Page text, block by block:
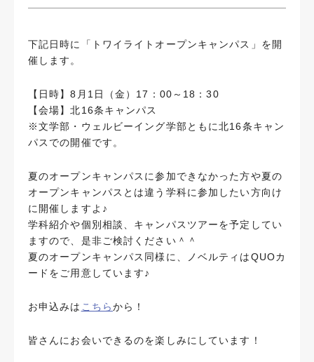
下記日時に「トワイライトオープンキャンパス」を開
催します。
【日時】8月1日（金）17：00～18：30
【会場】北16条キャンパス
※文学部・ウェルビーイング学部ともに北16条キャン
パスでの開催です。
夏のオープンキャンパスに参加できなかった方や夏の
オープンキャンパスとは違う学科に参加したい方向け
に開催しますよ♪
学科紹介や個別相談、キャンパスツアーを予定してい
ますので、是非ご検討ください＾＾
夏のオープンキャンパス同様に、ノベルティはQUOカ
ードをご用意しています♪
お申込みは こちらから！
皆さんにお会いできるのを楽しみにしています！